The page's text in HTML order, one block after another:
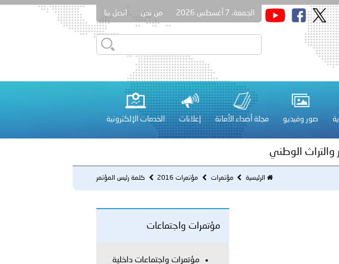
الجمعة، 7 أغسطس 2026 من نحن اتصل بنا
صور وفيديو مجلة أصداء الأمانة إعلانات الخدمات الإلكترونية
08/04 م - مشاركة دولة قطر في أعمال الاجتماع الثالث عشر للجنة رؤساء الاتحادات الرياضية
العربي الثاني عشر للمسؤولين عن الأمن السياحي 2026.
والتراث الوطني
2026/08/05 م - الشرطة الفلسطينية والكلية الدولية الجامعية للعلوم والصحة توقعان اتفاقية
والإرشاد المجتمعي..
الرئيسية مؤتمرات مؤتمرات 2016 كلمة رئيس المؤتمر
مؤتمرات واجتماعات
مؤتمرات واجتماعات داخلية